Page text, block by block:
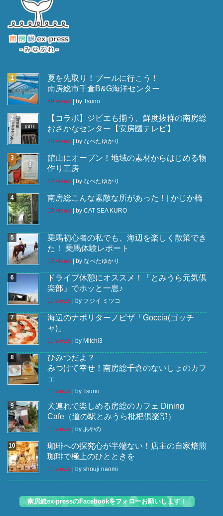
夏を先取り！プールに行こう！
南房総市千倉B&G海洋センター
49 views by Tsuno
【コラボ】ジビエも揃う、鮮度抜群の南房総
おさかなセンター【安房國テレビ】
23 views by なべたゆかり
館山にオープン！地域の素材からはじめる物
作り工房
22 views by なべたゆかり
南房総こんな素敵な所があった！| かじか橋
19 views by CAT SEA KURO
乗馬初心者の私でも、海辺を楽しく散策でき
た！ 乗馬体験レポート
13 views by なべたゆかり
ドライブ休憩にオススメ！「とみうら元気倶
楽部」でホッと一息♪
11 views by フジイ ミツコ
海辺のナポリターノピザ「Goccia(ゴッチ
ャ)」
11 views by Mitchi3
ひみつだよ？
みつけて幸せ！南房総千倉のないしょのカフ
ェ
11 views by Tsuno
犬連れで楽しめる房総のカフェ Dining
Cafe（道の駅とみうら枇杷倶楽部）
11 views by あやの
珈琲への探究心が半端ない！店主の自家焙煎
珈琲で極上のひとときを
11 views by shouji naomi
南房総ex-pressのFacebookをフォローお願いします！